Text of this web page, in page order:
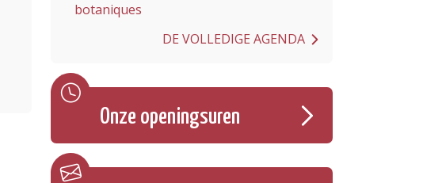
botaniques
DE VOLLEDIGE AGENDA
Onze openingsuren